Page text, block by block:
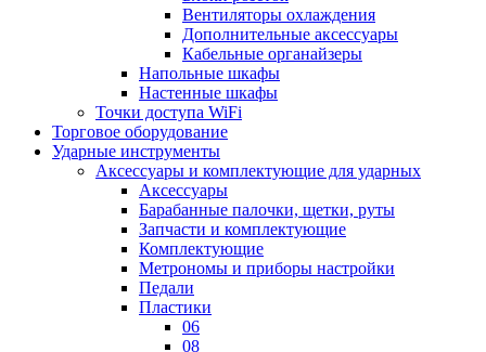
Вентиляторы охлаждения
Дополнительные аксессуары
Кабельные органайзеры
Напольные шкафы
Настенные шкафы
Точки доступа WiFi
Торговое оборудование
Ударные инструменты
Аксессуары и комплектующие для ударных
Аксессуары
Барабанные палочки, щетки, руты
Запчасти и комплектующие
Комплектующие
Метрономы и приборы настройки
Педали
Пластики
06
08